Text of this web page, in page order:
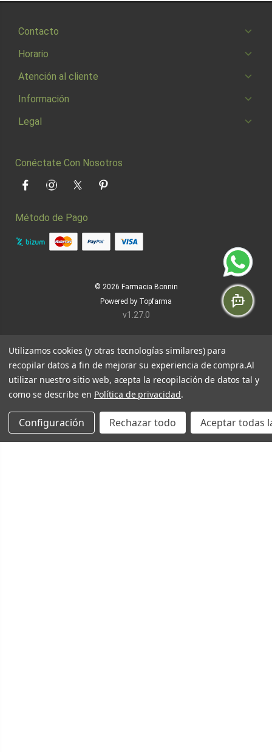
Contacto
Horario
Atención al cliente
Información
Legal
Conéctate Con Nosotros
FacebookInstagramTwitter Pinterest
Método de Pago
© 2026 Farmacia Bonnin
Powered by Topfarma
v1.27.0
Utilizamos cookies (y otras tecnologías similares) para
recopilar datos a fin de mejorar su experiencia de compra.Al
utilizar nuestro sitio web, acepta la recopilación de datos tal y
como se describe en Política de privacidad.
Configuración Rechazar todo Aceptar todas